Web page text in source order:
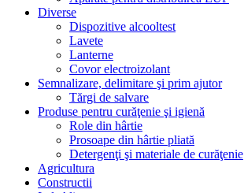
Diverse
Dispozitive alcooltest
Lavete
Lanterne
Covor electroizolant
Semnalizare, delimitare şi prim ajutor
Tărgi de salvare
Produse pentru curăţenie şi igienă
Role din hârtie
Prosoape din hârtie pliată
Detergenţi şi materiale de curăţenie
Agricultura
Constructii